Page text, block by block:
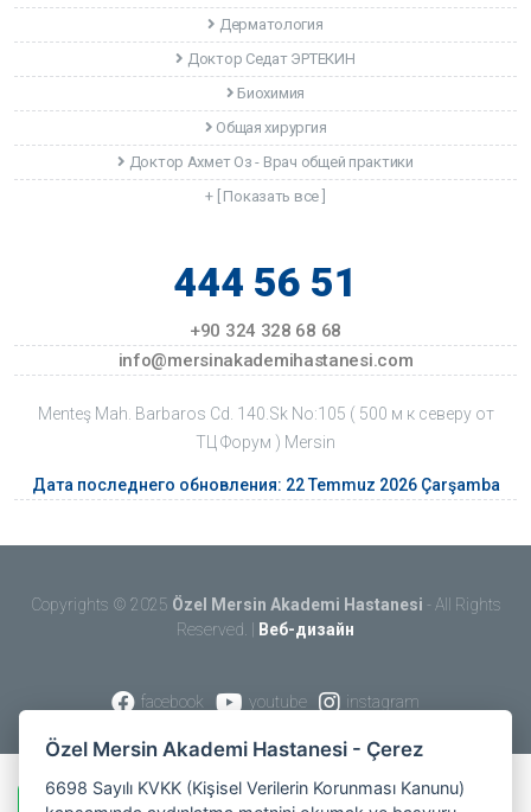
Дерматология
Доктор Седат ЭРТЕКИН
Биохимия
Общая хирургия
Доктор Ахмет Оз - Врач общей практики
+ [ Показать все ]
444 56 51
+90 324 328 68 68
info@mersinakademihastanesi.com
Menteş Mah. Barbaros Cd. 140.Sk No:105 ( 500 м к северу от
ТЦ Форум ) Mersin
Дата последнего обновления: 22 Temmuz 2026 Çarşamba
Copyrights © 2025 Özel Mersin Akademi Hastanesi - All Rights
Reserved. |
Веб-дизайн
facebook youtube instagram
Özel Mersin Akademi Hastanesi - Çerez
6698 Sayılı KVKK (Kişisel Verilerin Korunması Kanunu)